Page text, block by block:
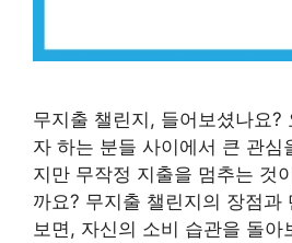
무지출 챌린지, 들어보셨나요?
자 하는 분들 사이에서 큰 관심
지만 무작정 지출을 멈추는 것
까요? 무지출 챌린지의 장점과
보면, 자신의 소비 습관을 돌아